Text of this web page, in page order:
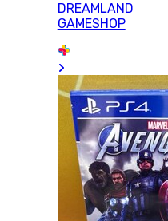
DREAMLAND
GAMESHOP